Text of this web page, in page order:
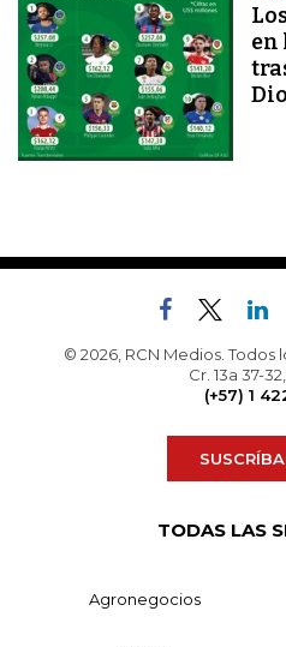
en
© 2026, RCN Medios. Todos
Cr. 13a 37-
(+57) 1
TODAS LAS
Agronegocios